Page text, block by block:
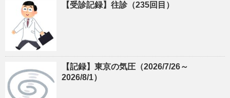
【受診記録】往診（235回目）
【記録】東京の気圧（2026/7/26～
2026/8/1）